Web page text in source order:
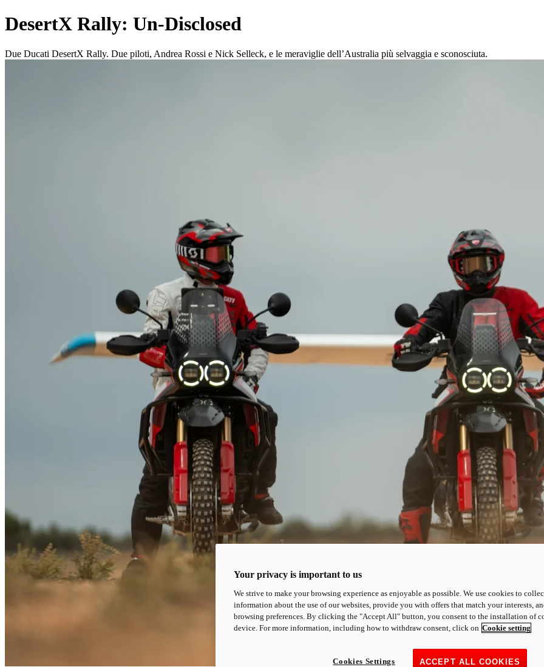
DesertX Rally: Un-Disclosed
Due Ducati DesertX Rally. Due piloti, Andrea Rossi e Nick Selleck, e le meraviglie dell’Australia più selvaggia e sconosciuta.
Your privacy is important to us
We strive to make your browsing experience as enjoyable as possible. We use cookies to
information about the use of our websites, provide you with offers that match your interests,
browsing preferences. By clicking the "Accept All" button, you consent to the installation of
device. For more information, including how to withdraw consent, click on Cookie setting
ACCEPT ALL COOKIES
Cookies Settings